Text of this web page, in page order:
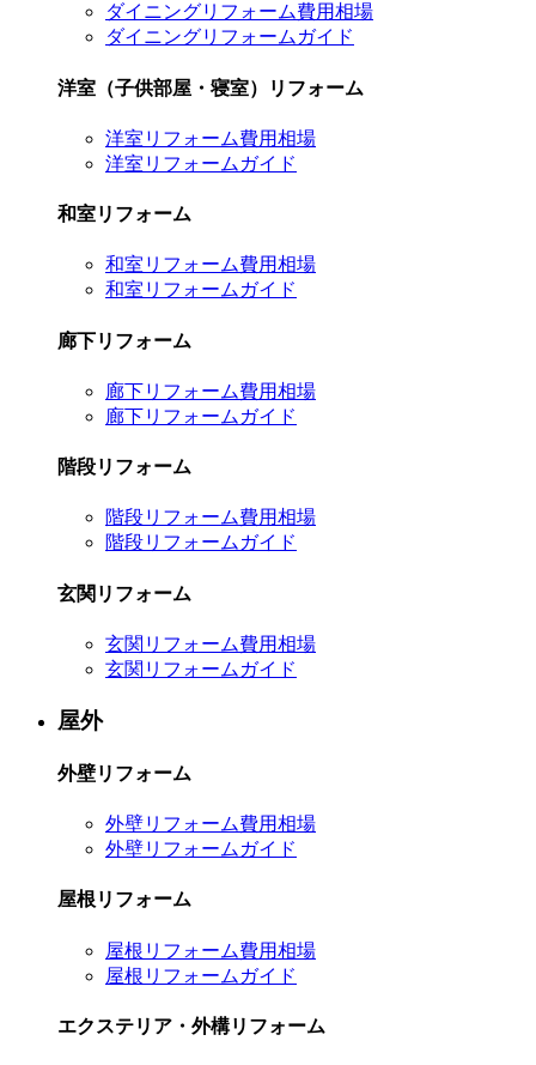
ダイニングリフォーム費用相場
ダイニングリフォームガイド
洋室（子供部屋・寝室）リフォーム
洋室リフォーム費用相場
洋室リフォームガイド
和室リフォーム
和室リフォーム費用相場
和室リフォームガイド
廊下リフォーム
廊下リフォーム費用相場
廊下リフォームガイド
階段リフォーム
階段リフォーム費用相場
階段リフォームガイド
玄関リフォーム
玄関リフォーム費用相場
玄関リフォームガイド
屋外
外壁リフォーム
外壁リフォーム費用相場
外壁リフォームガイド
屋根リフォーム
屋根リフォーム費用相場
屋根リフォームガイド
エクステリア・外構リフォーム